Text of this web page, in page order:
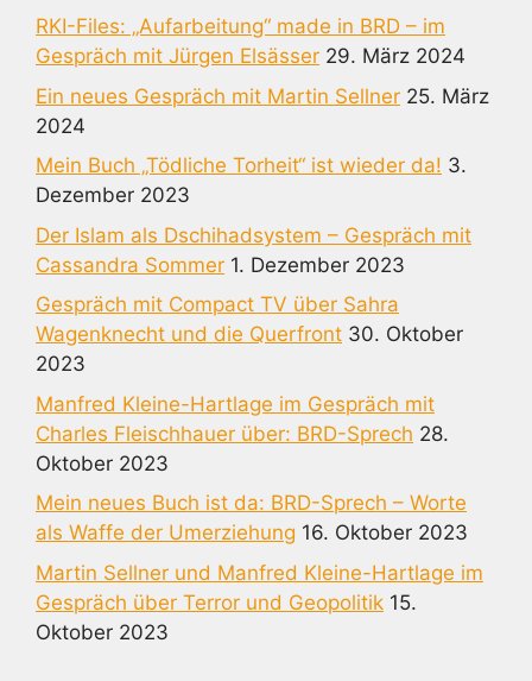
RKI-Files: „Aufarbeitung“ made in BRD – im
Gespräch mit Jürgen Elsässer 29. März 2024
Ein neues Gespräch mit Martin Sellner 25. März
2024
Mein Buch „Tödliche Torheit“ ist wieder da! 3.
Dezember 2023
Der Islam als Dschihadsystem – Gespräch mit
Cassandra Sommer 1. Dezember 2023
Gespräch mit Compact TV über Sahra
Wagenknecht und die Querfront 30. Oktober
2023
Manfred Kleine-Hartlage im Gespräch mit
Charles Fleischhauer über: BRD-Sprech 28.
Oktober 2023
Mein neues Buch ist da: BRD-Sprech – Worte
als Waffe der Umerziehung 16. Oktober 2023
Martin Sellner und Manfred Kleine-Hartlage im
Gespräch über Terror und Geopolitik 15.
Oktober 2023